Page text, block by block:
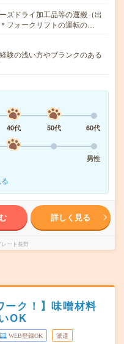
ズドライ加工品等の運搬（出
フォークリフトの運転の…
験の浅い方やブランクのある
40代 50代
60代
男性
詳しく見る
ート長野
ーク！】味噌材料
OK
WEB登録OK 派遣